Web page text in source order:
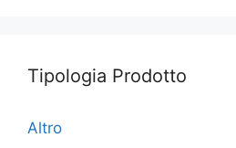
Tipologia Prodotto
Altro